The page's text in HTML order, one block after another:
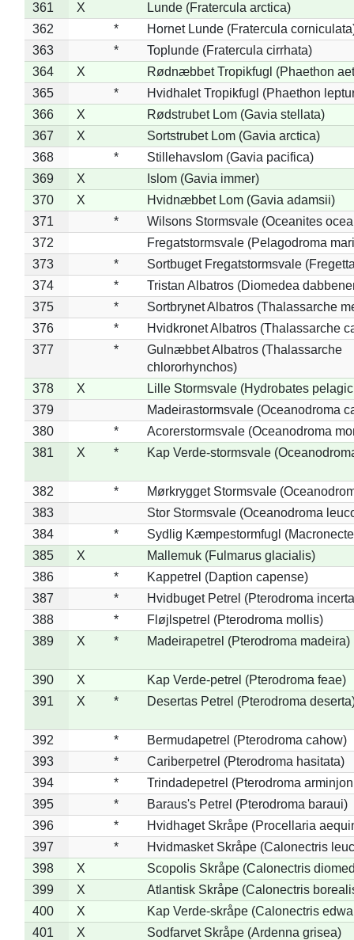
361 X
Lunde (Fratercula arctica)
362
*
Hornet Lunde (Fratercula
363
*
Toplunde (Fratercula cirrhata)
364
X
Rødnæbbet Tropikfugl (Phaethon
365
*
Hvidhalet Tropikfugl (Phaethon
366
X
Rødstrubet Lom (Gavia stellata)
367
X
Sortstrubet Lom (Gavia arctica)
368
*
Stillehavslom (Gavia pacifica)
369
X
Islom (Gavia immer)
370
X
Hvidnæbbet Lom (Gavia adamsii)
371
*
Wilsons Stormsvale (Oceanites
372
Fregatstormsvale (Pelagodroma
373
*
Sortbuget Fregatstormsvale
374
*
Tristan Albatros (Diomedea
375
*
Sortbrynet Albatros (Thalassarche
376
*
Hvidkronet Albatros (Thalassarche
377
*
Gulnæbbet Albatros (Thalassarche
chlororhynchos)
378
X
Lille Stormsvale (Hydrobates
379
Madeirastormsvale (Oceanodroma
380
*
Acorerstormsvale (Oceanodroma
381
X * Kap Verde-stormsvale
382 *
Mørkrygget Stormsvale
383
Stor Stormsvale (Oceanodroma
384
*
Sydlig Kæmpestormfugl
385
X
Mallemuk (Fulmarus glacialis)
386
*
Kappetrel (Daption capense)
387
*
Hvidbuget Petrel (Pterodroma
388
*
Fløjlspetrel (Pterodroma mollis)
389
X * Madeirapetrel (Pterodroma madeira)
390 X
Kap Verde-petrel (Pterodroma feae)
391
X * Desertas Petrel (Pterodroma
392 *
Bermudapetrel (Pterodroma cahow)
393
*
Cariberpetrel (Pterodroma hasitata)
394
*
Trindadepetrel (Pterodroma
395
*
Baraus's Petrel (Pterodroma baraui)
396
*
Hvidhaget Skråpe (Procellaria
397
*
Hvidmasket Skråpe (Calonectris
398
X
Scopolis Skråpe (Calonectris
399
X
Atlantisk Skråpe (Calonectris
400
X
Kap Verde-skråpe (Calonectris
401
X
Sodfarvet Skråpe (Ardenna grisea)